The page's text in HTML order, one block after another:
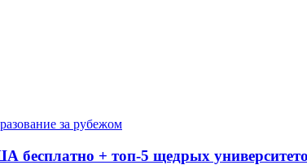
за рубежом
бесплатно + топ-5 щедрых